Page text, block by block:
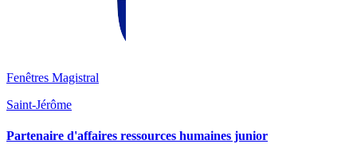
Fenêtres Magistral
Saint-Jérôme
Partenaire d'affaires ressources humaines junior